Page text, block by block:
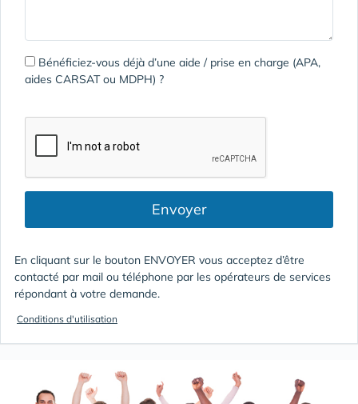
Bénéficiez-vous déjà d’une aide / prise en charge (APA,
aides CARSAT ou MDPH) ?
Envoyer
En cliquant sur le bouton ENVOYER vous acceptez d’être
contacté par mail ou téléphone par les opérateurs de services
répondant à votre demande.
Conditions d'utilisation